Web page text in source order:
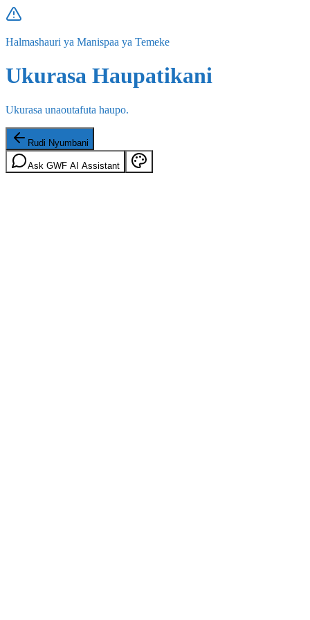
Halmashauri ya Manispaa ya Temeke
Ukurasa Haupatikani
Ukurasa unaoutafuta haupo.
Rudi Nyumbani
Ask GWF AI Assistant